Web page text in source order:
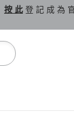
按 此 登 記 成 為